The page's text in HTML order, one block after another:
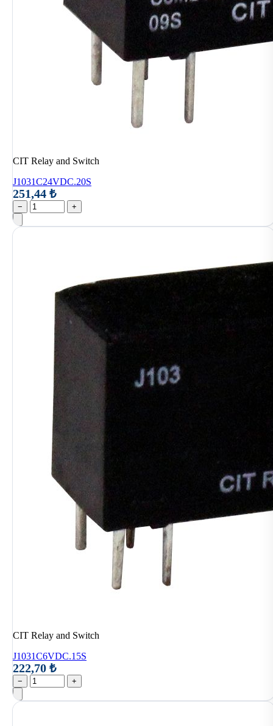
CIT Relay and Switch
J1031C24VDC.20S
251,44 ₺
− +
CIT Relay and Switch
J1031C6VDC.15S
222,70 ₺
− +